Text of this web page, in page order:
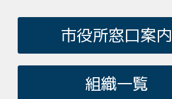
市役所窓口案内
組織一覧